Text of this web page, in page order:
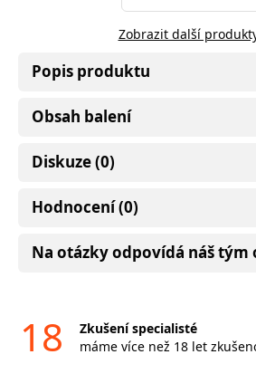
Zobrazit další
Popis produktu
Obsah balení
Diskuze (0)
Hodnocení (0)
Na otázky odpovídá náš
18
Zkušení specialisté
máme více než 18 let